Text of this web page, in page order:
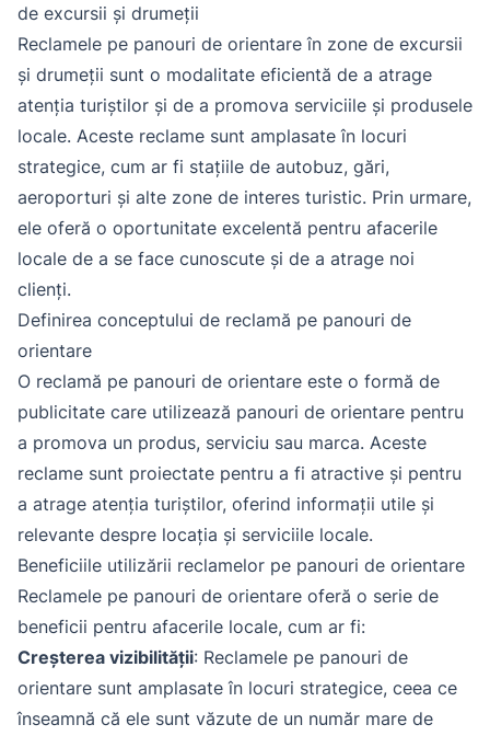
de excursii și drumeții
Reclamele pe panouri de orientare în zone de excursii
și drumeții sunt o modalitate eficientă de a atrage
atenția turiștilor și de a promova serviciile și produsele
locale. Aceste reclame sunt amplasate în locuri
strategice, cum ar fi stațiile de autobuz, gări,
aeroporturi și alte zone de interes turistic. Prin urmare,
ele oferă o oportunitate excelentă pentru afacerile
locale de a se face cunoscute și de a atrage noi
clienți.
Definirea conceptului de reclamă pe panouri de
orientare
O reclamă pe panouri de orientare este o formă de
publicitate care utilizează panouri de orientare pentru
a promova un produs, serviciu sau marca. Aceste
reclame sunt proiectate pentru a fi atractive și pentru
a atrage atenția turiștilor, oferind informații utile și
relevante despre locația și serviciile locale.
Beneficiile utilizării reclamelor pe panouri de orientare
Reclamele pe panouri de orientare oferă o serie de
beneficii pentru afacerile locale, cum ar fi:
Creșterea vizibilității: Reclamele pe panouri de
orientare sunt amplasate în locuri strategice, ceea ce
înseamnă că ele sunt văzute de un număr mare de